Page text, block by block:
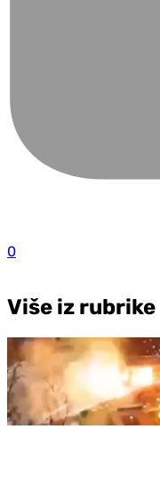
0
Više iz rubrike